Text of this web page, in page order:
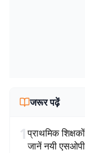
जरूर पढ़ें
1प्राथमिक
जानें नयी